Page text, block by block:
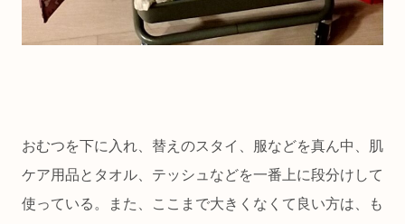
おむつを下に入れ、替えのスタイ、服などを真ん中、肌
ケア用品とタオル、テッシュなどを一番上に段分けして
使っている。また、ここまで大きくなくて良い方は、も